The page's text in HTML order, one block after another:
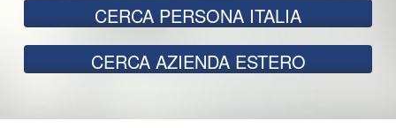
CERCA PERSONA ITALIA
CERCA AZIENDA ESTERO